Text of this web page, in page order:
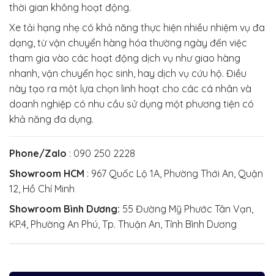
thời gian không hoạt động.
Xe tải hạng nhẹ có khả năng thực hiện nhiều nhiệm vụ đa
dạng, từ vận chuyển hàng hóa thường ngày đến việc
tham gia vào các hoạt động dịch vụ như giao hàng
nhanh, vận chuyển học sinh, hay dịch vụ cứu hộ. Điều
này tạo ra một lựa chọn linh hoạt cho các cá nhân và
doanh nghiệp có nhu cầu sử dụng một phương tiện có
khả năng đa dụng.
Phone/Zalo : 090 250 2228
Showroom HCM : 967 Quốc Lộ 1A, Phường Thới An, Quận
12, Hồ Chí Minh
Showroom Bình Dương: 55 Đường Mỹ Phước Tân Vạn,
KP.4, Phường An Phú, Tp. Thuận An, Tỉnh Bình Dương